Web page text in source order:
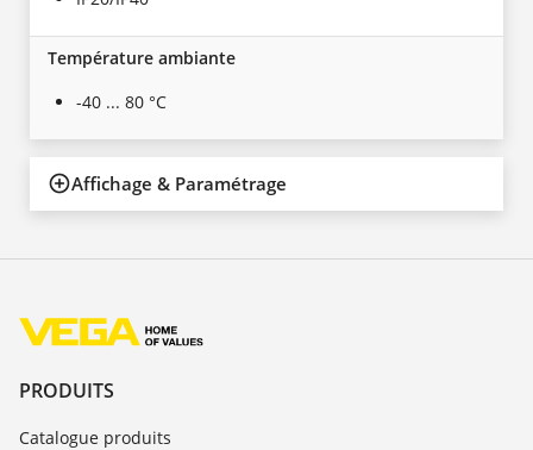
Température ambiante
-40 ... 80 °C
Affichage & Paramétrage
PRODUITS
Catalogue produits